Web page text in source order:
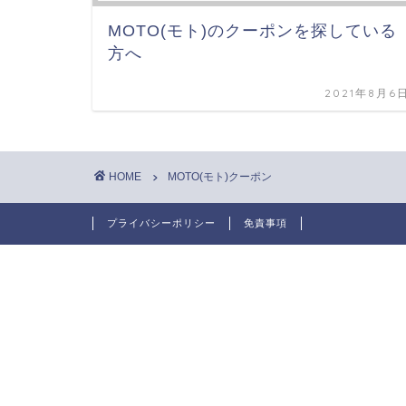
MOTO(モト)のクーポンを探している
方へ
2021年8月6
HOME MOTO(モト)クーポン
プライバシーポリシー 免責事項